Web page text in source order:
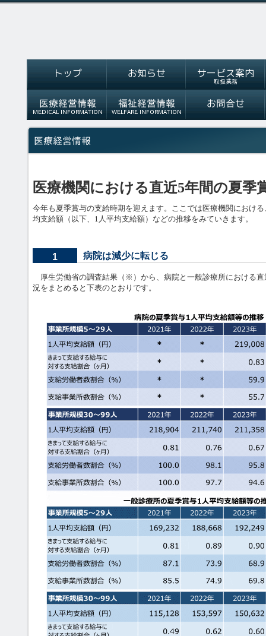
医療機関における直近5年間の夏季
今年も夏季賞与の支給時期を迎えます。ここでは医療機関におけ
均支給額（以下、1人平均支給額）などの推移をみていきます。
1 病院は減少に転じる
厚生労働省の調査結果（※）から、病院と一般診療所における直
況をまとめると下表のとおりです。